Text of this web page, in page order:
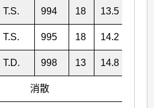
T.S. 994 18 13.5
T.S. 995 18 14.2
T.D. 998 13 14.8
消散